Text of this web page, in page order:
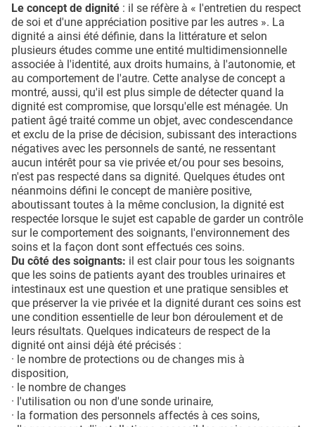
Le concept de dignité : il se réfère à « l'entretien du respect
de soi et d'une appréciation positive par les autres ». La
dignité a ainsi été définie, dans la littérature et selon
plusieurs études comme une entité multidimensionnelle
associée à l'identité, aux droits humains, à l'autonomie, et
au comportement de l'autre. Cette analyse de concept a
montré, aussi, qu'il est plus simple de détecter quand la
dignité est compromise, que lorsqu'elle est ménagée. Un
patient âgé traité comme un objet, avec condescendance
et exclu de la prise de décision, subissant des interactions
négatives avec les personnels de santé, ne ressentant
aucun intérêt pour sa vie privée et/ou pour ses besoins,
n'est pas respecté dans sa dignité. Quelques études ont
néanmoins défini le concept de manière positive,
aboutissant toutes à la même conclusion, la dignité est
respectée lorsque le sujet est capable de garder un contrôle
sur le comportement des soignants, l'environnement des
soins et la façon dont sont effectués ces soins.
Du côté des soignants: il est clair pour tous les soignants
que les soins de patients ayant des troubles urinaires et
intestinaux est une question et une pratique sensibles et
que préserver la vie privée et la dignité durant ces soins est
une condition essentielle de leur bon déroulement et de
leurs résultats. Quelques indicateurs de respect de la
dignité ont ainsi déjà été précisés :
· le nombre de protections ou de changes mis à
disposition,
· le nombre de changes
· l'utilisation ou non d'une sonde urinaire,
· la formation des personnels affectés à ces soins,